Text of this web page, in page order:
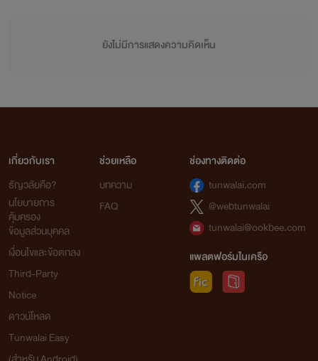
ยังไม่มีการแสดงความคิดเห็น
เกี่ยวกับเรา
ธัญวลัยคือ?
นโยบายการ
คุ้มครอง
ข้อมูลส่วนบุคคล
เงื่อนไขและข้อตกลง
Third-Party
Notice
ดาวน์โหลด
Tunwalai Easy
ช่วยเหลือ
บทความ
FAQ
ช่องทางติดต่อ
tunwalai.com
@webtunwalai
tunwalai@ookbee.com
แพลตฟอร์มในเครือ